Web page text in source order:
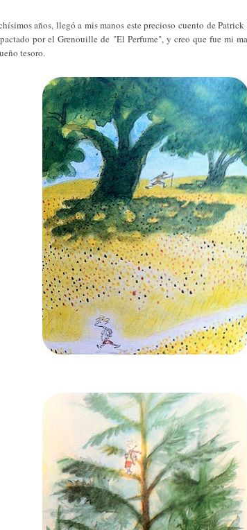
años, llegó a mis manos este precioso cuento de
por el Grenouille de "El Perfume", y creo que fue mi
tesoro.